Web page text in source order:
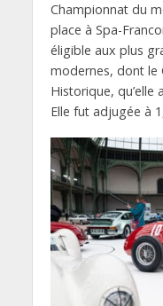
Championnat du
place à Spa-
éligible aux plus
modernes, dont le
Historique, qu’elle
Elle fut adjugée à